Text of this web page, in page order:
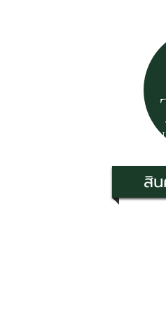
สิ